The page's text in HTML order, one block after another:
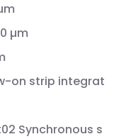
µm
on strip integrat
Synchronous s